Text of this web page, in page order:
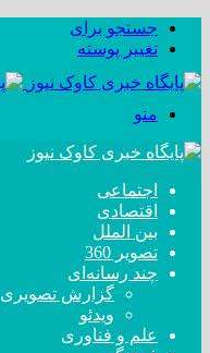
جستجو برای
تغییر پوسته
منو
اجتماعی
اقتصادی
بین الملل
تصویر 360
چند رسانه‌ای
گزارش تصویری
ویدئو
علم و فناوری